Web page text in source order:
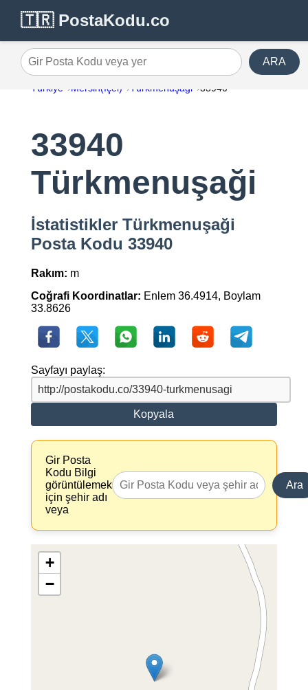
🇹🇷 PostaKodu.co
Gir Posta Kodu veya yer ARA
Türkiye Mersin(İçel) Türkmenuşaği 33940
33940
Türkmenuşaği
İstatistikler Türkmenuşaği
Posta Kodu 33940
Rakım: m
Coğrafi Koordinatlar: Enlem 36.4914, Boylam
33.8626
Sayfayı paylaş:
Kopyala
Gir Posta
Kodu Bilgi
görüntülemek
için şehir adı
veya
Ara
+
−